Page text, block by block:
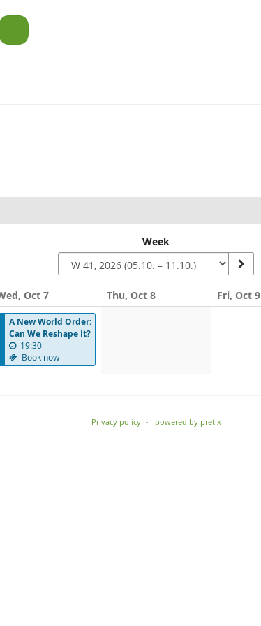
Week
Oct 7
A New World Order:
Can We Reshape It?
19:30
Book now
Thu, Oct 8 Fri, Oct 9
Privacy policy powered by pretix